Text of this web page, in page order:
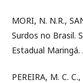
MORI, N. N.R.,
Surdos no Brasil.
Estadual Maringá.
PEREIRA, M. C.